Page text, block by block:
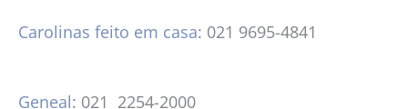
Carolinas feito em casa: 021 9695-4841
Geneal: 021 2254-2000